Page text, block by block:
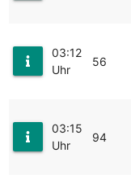
03:12
Uhr
56
03:15
Uhr
94